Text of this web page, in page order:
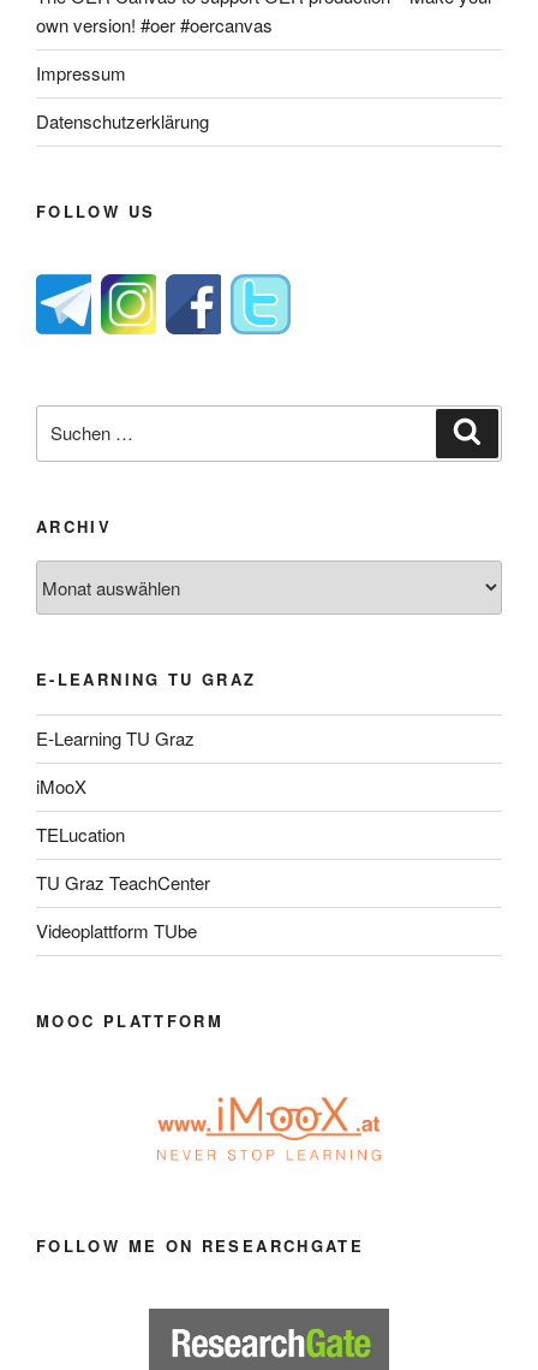
own version! #oer #oercanvas
Impressum
Datenschutzerklärung
FOLLOW US
nach:
ARCHIV
E-LEARNING TU GRAZ
E-Learning TU Graz
iMooX
TELucation
TU Graz TeachCenter
Videoplattform TUbe
MOOC PLATTFORM
FOLLOW ME ON RESEARCHGATE